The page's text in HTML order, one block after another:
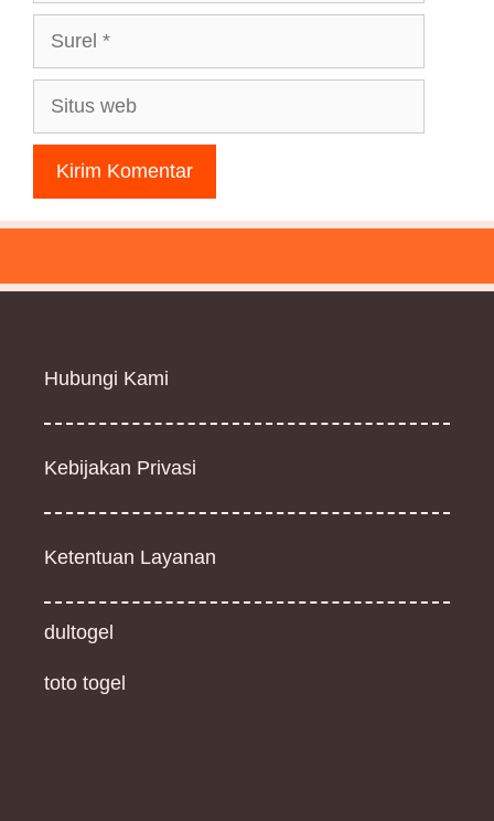
Surel
Situs
web
Hubungi Kami
Kebijakan Privasi
Ketentuan Layanan
dultogel
toto togel